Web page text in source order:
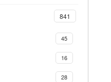
841
45
16
28